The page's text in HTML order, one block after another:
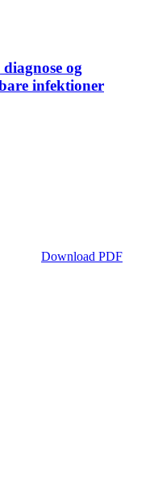
og
infektioner
Download PDF